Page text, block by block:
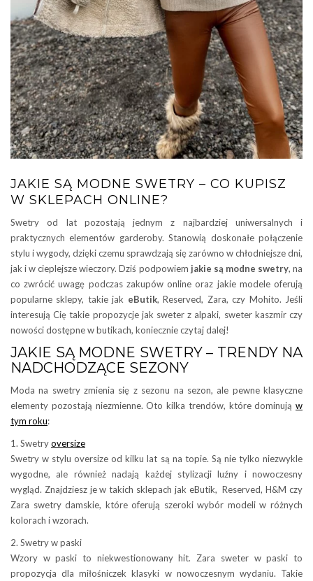
JAKIE SĄ MODNE SWETRY – CO KUPISZ
W SKLEPACH ONLINE?
Swetry od lat pozostają jednym z najbardziej uniwersalnych i
praktycznych elementów garderoby. Stanowią doskonałe połączenie
stylu i wygody, dzięki czemu sprawdzają się zarówno w chłodniejsze dni,
jak i w cieplejsze wieczory. Dziś podpowiem jakie są modne swetry, na
co zwrócić uwagę podczas zakupów online oraz jakie modele oferują
popularne sklepy, takie jak eButik, Reserved, Zara, czy Mohito. Jeśli
interesują Cię takie propozycje jak sweter z alpaki, sweter kaszmir czy
nowości dostępne w butikach, koniecznie czytaj dalej!
JAKIE SĄ MODNE SWETRY – TRENDY NA
NADCHODZĄCE SEZONY
Moda na swetry zmienia się z sezonu na sezon, ale pewne klasyczne
elementy pozostają niezmienne. Oto kilka trendów, które dominują w
tym roku:
1. Swetryoversize
Swetry w stylu oversize od kilku lat są na topie. Są nie tylko niezwykle
wygodne, ale również nadają każdej stylizacji luźny i nowoczesny
wygląd. Znajdziesz je w takich sklepach jak eButik, Reserved, H&M czy
Zara swetry damskie, które oferują szeroki wybór modeli w różnych
kolorach i wzorach.
2. Swetry w paski
Wzory w paski to niekwestionowany hit. Zara sweter w paski to
propozycja dla miłośniczek klasyki w nowoczesnym wydaniu. Takie